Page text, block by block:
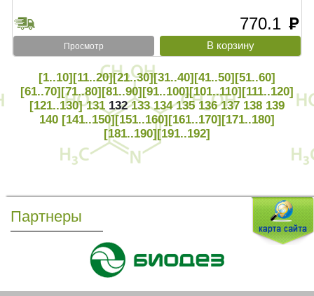
770.1 руб
Просмотр
[1..10][11..20][21..30][31..40][41..50][51..60]
[61..70][71..80][81..90][91..100][101..110][111..120]
[121..130] 131 132 133 134 135 136 137 138 139
140 [141..150][151..160][161..170][171..180]
[181..190][191..192]
Партнеры